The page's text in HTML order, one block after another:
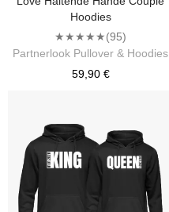
Hoodies
★★★★★(95)
Partnerlook Pullover & Hoodies
59,90 €